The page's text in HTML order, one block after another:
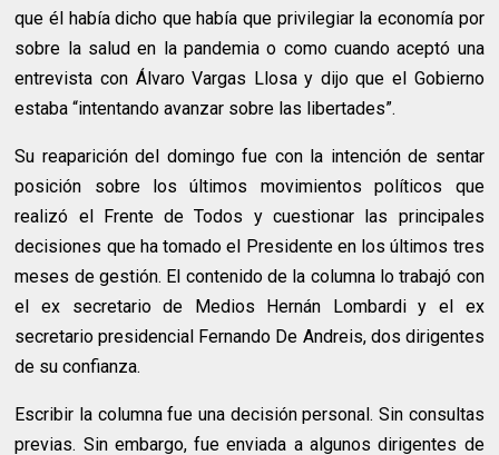
que él había dicho que había que privilegiar la economía por
sobre la salud en la pandemia o como cuando aceptó una
entrevista con Álvaro Vargas Llosa y dijo que el Gobierno
estaba “intentando avanzar sobre las libertades”.
Su reaparición del domingo fue con la intención de sentar
posición sobre los últimos movimientos políticos que
realizó el Frente de Todos y cuestionar las principales
decisiones que ha tomado el Presidente en los últimos tres
meses de gestión. El contenido de la columna lo trabajó con
el ex secretario de Medios Hernán Lombardi y el ex
secretario presidencial Fernando De Andreis, dos dirigentes
de su confianza.
Escribir la columna fue una decisión personal. Sin consultas
previas. Sin embargo, fue enviada a algunos dirigentes de